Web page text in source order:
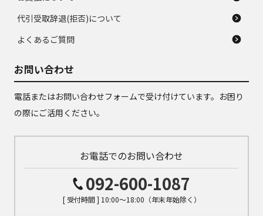
代引受取辞退(拒否)について
よくあるご質問
お問い合わせ
電話またはお問い合わせフォームで受け付けています。お困り
の際にご活用ください。
お電話でのお問い合わせ
092-600-1087
[ 受付時間 ] 10:00～18:00（年末年始除く）